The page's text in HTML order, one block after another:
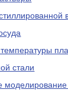
стали
моделирование